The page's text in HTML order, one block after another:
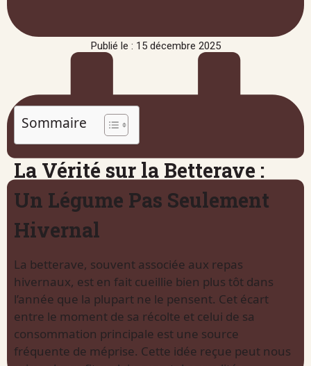
Publié le : 15 décembre 2025
Sommaire
La Vérité sur la Betterave :
Un Légume Pas Seulement
Hivernal
La betterave, souvent associée aux repas
hivernaux, est en fait cueillie bien plus tôt dans
l’année que la plupart ne le pensent. Cet écart
entre le moment de sa récolte et celui de sa
consommation principale est une source
fréquente de méprise. Cette idée reçue peut nous